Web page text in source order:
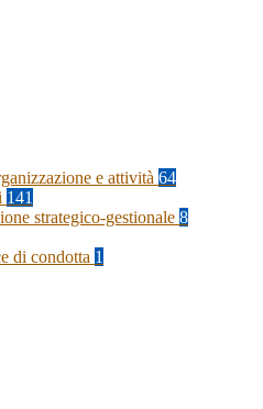
e attività 64
141
strategico-gestionale 8
di condotta 1